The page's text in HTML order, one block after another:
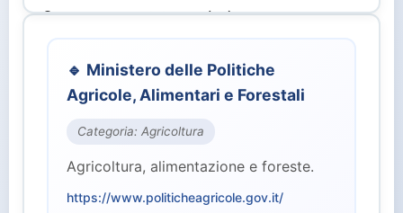
🔍 Controllo e Vigilanza (12)
🎨 Cultura e Turismo (4)
💻 Digitale e Innovazione (4)
🏙️ Enti Territoriali (2)
🔹 Ministero delle Politiche
Agricole, Alimentari e Forestali
Categoria: Agricoltura
Agricoltura, alimentazione e foreste.
https://www.politicheagricole.gov.it/